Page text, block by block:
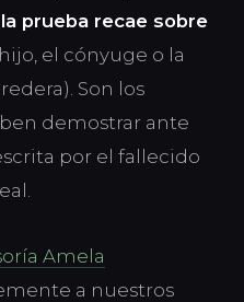
prueba recae sobre
el cónyuge o la
Son los
demostrar ante
por el fallecido
Amela
a nuestros